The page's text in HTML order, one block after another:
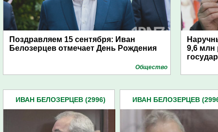
Поздравляем 15 сентября: Иван
Белозерцев отмечает День Рождения
Общество
9,6 млн
ИВАН БЕЛОЗЕРЦЕВ (2996) ИВАН БЕЛОЗЕРЦЕВ